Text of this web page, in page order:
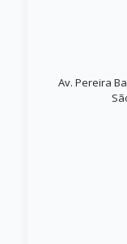
Av. Pereira